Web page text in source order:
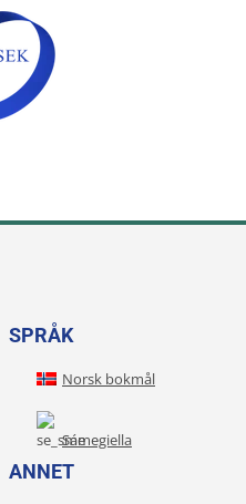
SPRÅK
Norsk bokmål
Sámegiella
ANNET